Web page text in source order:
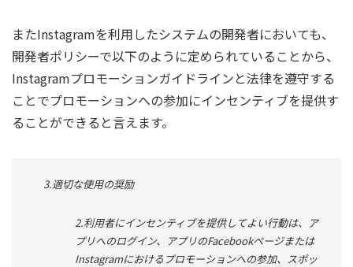
またInstagramを利用したシステムの開発者においても、
開発者ポリシーで以下のように定められていることから、
Instagramプロモーションガイドラインと法律を遵守する
ことでプロモーションへの参加にインセンティブを提供す
ることができると言えます。
3.適切な使用の奨励
2.利用者にインセンティブを提供してよい行動は、ア
プリへのログイン、アプリのFacebookページまたは
Instagramにおけるプロモーションへの参加、スポッ